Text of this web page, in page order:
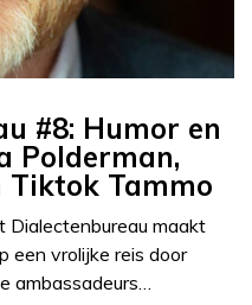
#8: Humor en
Polderman,
Tiktok Tammo
Dialectenbureau maakt
een vrolijke reis door
ambassadeurs…